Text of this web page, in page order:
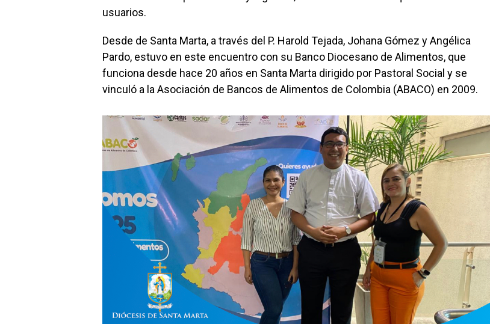
usuarios.
Desde de Santa Marta, a través del P. Harold Tejada, Johana Gómez y Angélica
Pardo, estuvo en este encuentro con su Banco Diocesano de Alimentos, que
funciona desde hace 20 años en Santa Marta dirigido por Pastoral Social y se
vinculó a la Asociación de Bancos de Alimentos de Colombia (ABACO) en 2009.